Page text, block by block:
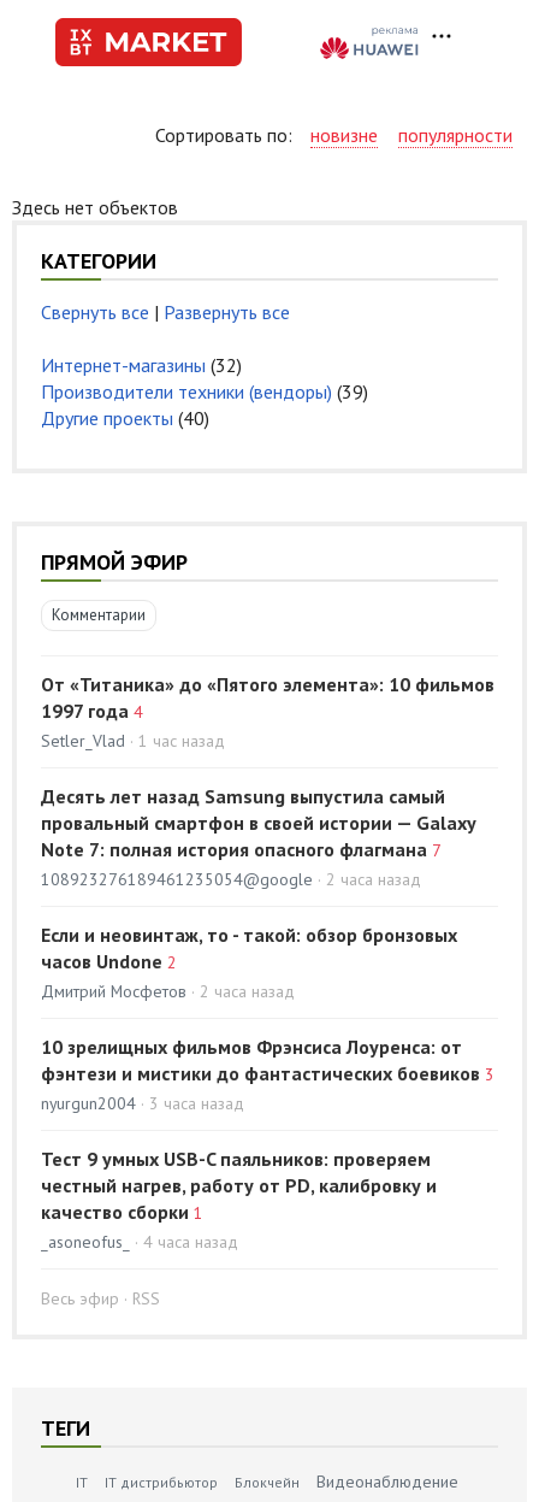
Сортировать по: новизне популярности
Здесь нет объектов
КАТЕГОРИИ
Свернуть все | Развернуть все
Интернет-магазины (32)
Производители техники (вендоры) (39)
Другие проекты (40)
ПРЯМОЙ ЭФИР
Комментарии
От «Титаника» до «Пятого элемента»: 10 фильмов
1997 года 4
Setler_Vlad · 1 час назад
Десять лет назад Samsung выпустила самый
провальный смартфон в своей истории — Galaxy
Note 7: полная история опасного флагмана 7
108923276189461235054@google · 2 часа назад
Если и неовинтаж, то - такой: обзор бронзовых
часов Undone 2
Дмитрий Мосфетов · 2 часа назад
10 зрелищных фильмов Фрэнсиса Лоуренса: от
фэнтези и мистики до фантастических боевиков 3
nyurgun2004 · 3 часа назад
Тест 9 умных USB-C паяльников: проверяем
честный нагрев, работу от PD, калибровку и
качество сборки 1
_asoneofus_
· 4 часа назад
Весь эфир · RSS
ТЕГИ
IT IT дистрибьютор Блокчейн Видеонаблюдение